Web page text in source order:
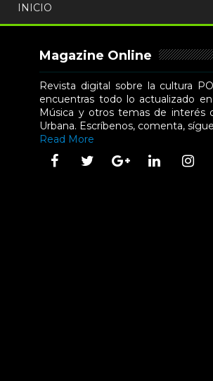
INICIO
Magazine Online
Revista digital sobre la cultura
encuentras todo lo actualizado
Música y otros temas de interés
Urbana. Escríbenos, comenta,
Read More